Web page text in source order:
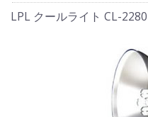
LPL クールライト CL-